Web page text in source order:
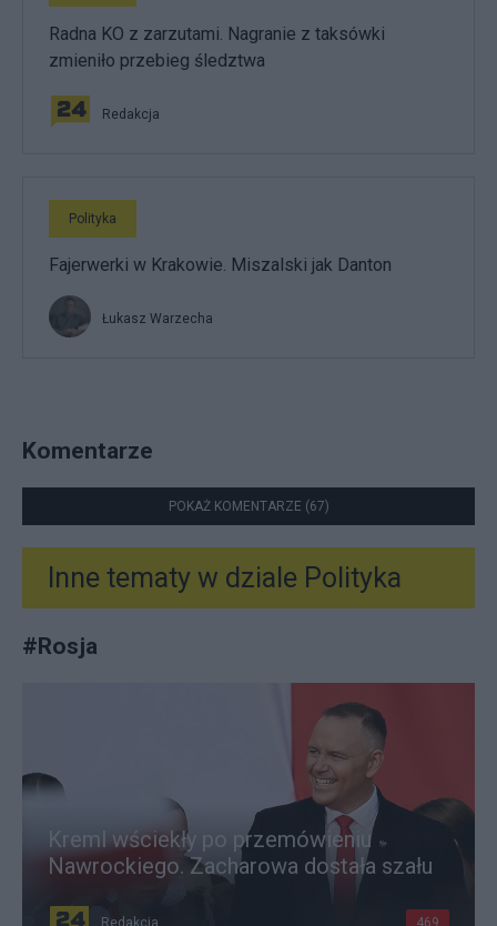
Radna KO z zarzutami. Nagranie z taksówki
zmieniło przebieg śledztwa
Redakcja
Polityka
Fajerwerki w Krakowie. Miszalski jak Danton
Łukasz Warzecha
Komentarze
POKAŻ KOMENTARZE (67)
Inne tematy w dziale Polityka
#Rosja
Kreml wściekły po przemówieniu
Nawrockiego. Zacharowa dostała szału
Redakcja 469